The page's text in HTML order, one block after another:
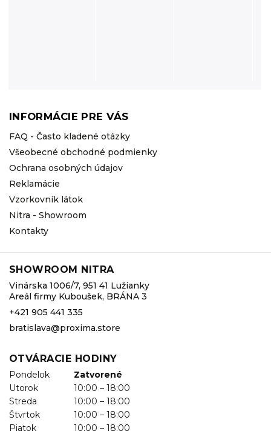
INFORMÁCIE PRE VÁS
FAQ - Často kladené otázky
Všeobecné obchodné podmienky
Ochrana osobných údajov
Reklamácie
Vzorkovník látok
Nitra - Showroom
Kontakty
SHOWROOM NITRA
Vinárska 1006/7, 951 41 Lužianky
Areál firmy Kuboušek, BRÁNA 3
+421 905 441 335
bratislava@proxima.store
OTVÁRACIE HODINY
Pondelok
Zatvorené
Utorok
10:00 – 18:00
Streda
10:00 – 18:00
Štvrtok
10:00 – 18:00
Piatok
10:00 – 18:00